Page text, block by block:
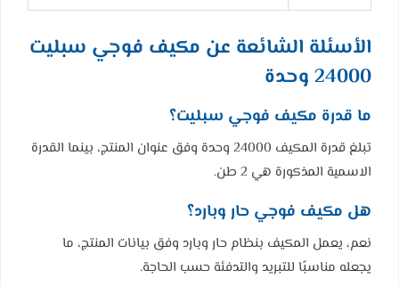
الأسئلة الشائعة عن مكيف فوجي سبليت
24000 وحدة
ما قدرة مكيف فوجي سبليت؟
تبلغ قدرة المكيف 24000 وحدة وفق عنوان المنتج، بينما القدرة
الاسمية المذكورة هي 2 طن.
هل مكيف فوجي حار وبارد؟
نعم، يعمل المكيف بنظام حار وبارد وفق بيانات المنتج، ما
يجعله مناسبًا للتبريد والتدفئة حسب الحاجة.